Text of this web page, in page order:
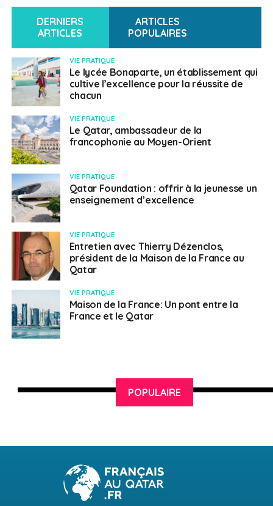
DERNIERS
ARTICLES
ARTICLES
POPULAIRES
VIE PRATIQUE
Le lycée Bonaparte, un établissement qui
cultive l’excellence pour la réussite de
chacun
VIE PRATIQUE
Le Qatar, ambassadeur de la
francophonie au Moyen-Orient
VIE PRATIQUE
Qatar Foundation : offrir à la jeunesse un
enseignement d’excellence
VIE PRATIQUE
Entretien avec Thierry Dézenclos,
président de la Maison de la France au
Qatar
VIE PRATIQUE
Maison de la France: Un pont entre la
France et le Qatar
POPULAIRE